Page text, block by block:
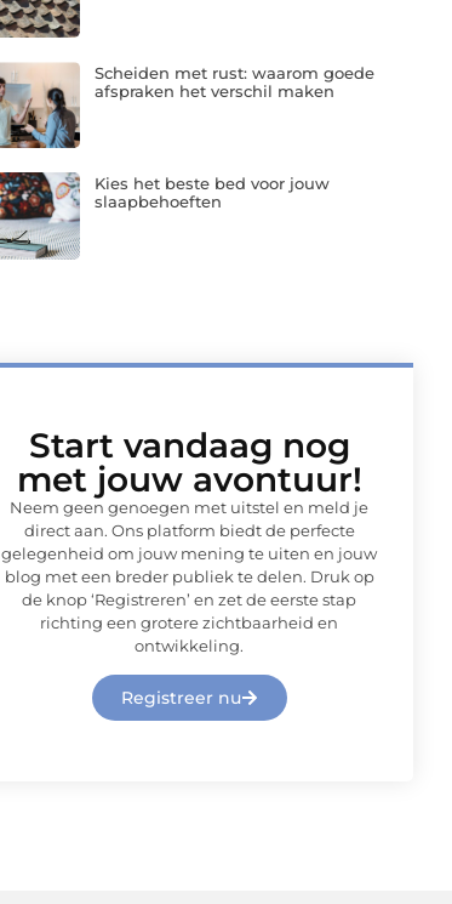
Scheiden met rust: waarom goede
afspraken het verschil maken
Kies het beste bed voor jouw
slaapbehoeften
Start vandaag nog
met jouw avontuur!
Neem geen genoegen met uitstel en meld je
direct aan. Ons platform biedt de perfecte
gelegenheid om jouw mening te uiten en jouw
blog met een breder publiek te delen. Druk op
de knop ‘Registreren’ en zet de eerste stap
richting een grotere zichtbaarheid en
ontwikkeling.
Registreer nu